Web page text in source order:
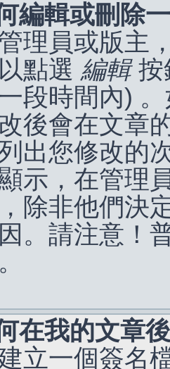
編輯或刪除
理員或版主
點選 編輯按
段時間內)
後會在文章
出您修改的
示，在管理
除非他們決
。請注意！
在我的文章
立一個簽名